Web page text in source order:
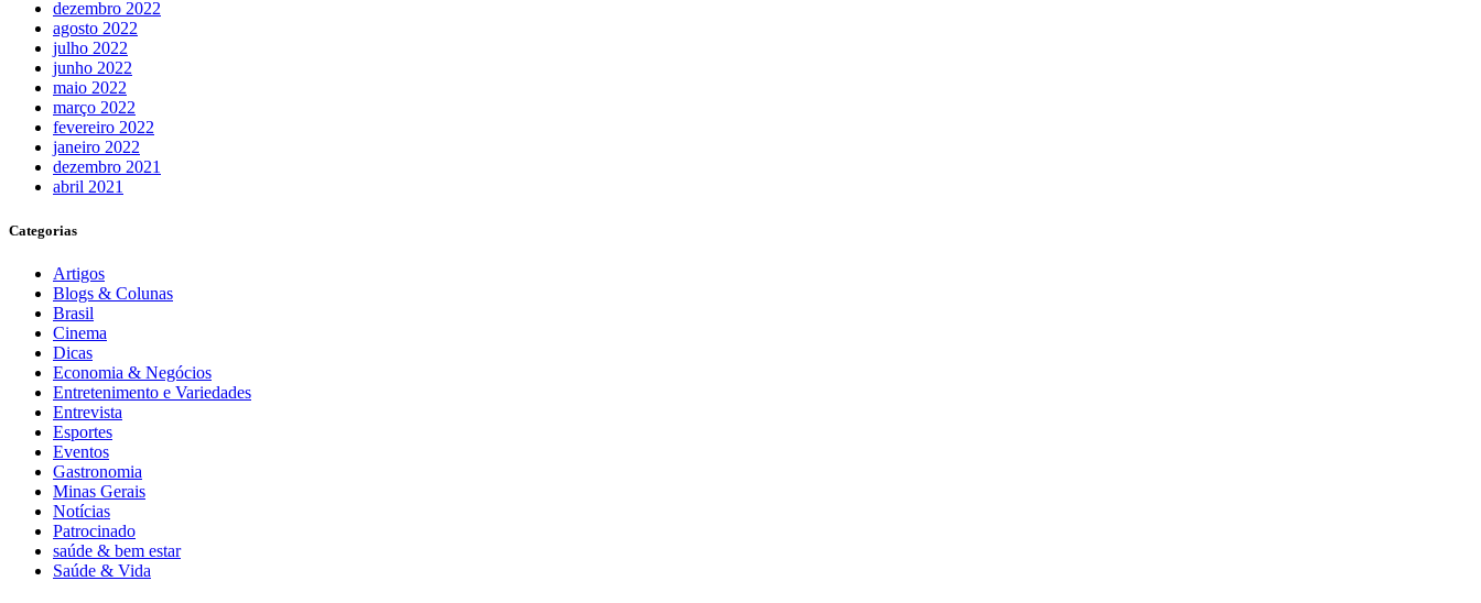
dezembro 2022
agosto 2022
julho 2022
junho 2022
maio 2022
março 2022
fevereiro 2022
janeiro 2022
dezembro 2021
abril 2021
Categorias
Artigos
Blogs & Colunas
Brasil
Cinema
Dicas
Economia & Negócios
Entretenimento e Variedades
Entrevista
Esportes
Eventos
Gastronomia
Minas Gerais
Notícias
Patrocinado
saúde & bem estar
Saúde & Vida